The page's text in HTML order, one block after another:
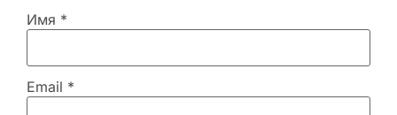
Имя *
Email *